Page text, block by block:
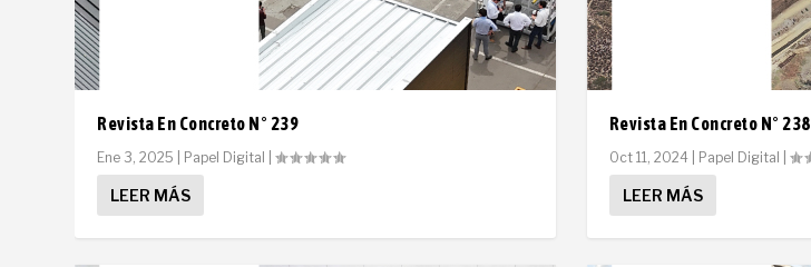
Revista En Concreto N° 239
Ene 3, 2025 Papel Digital |
LEER MÁS
Revista En Concreto N° 238
Oct 11, 2024| Papel Digital
LEER MÁS